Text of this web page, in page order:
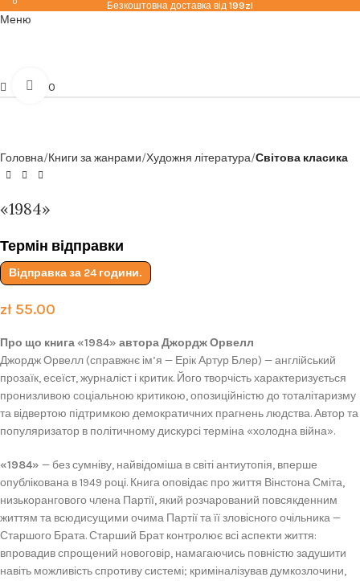
Безкоштовна доставка від 199zl
Меню
0
zł0.00Click to enlarge
Головна Книги за жанрами Художня література Світова класика
«1984»
Термін відправки
Відправка за 24 години.
zł55.00
Про що книга «1984» автора Джордж Орвелл
Джордж Орвелл (справжнє ім’я — Ерік Артур Блер) — англійський
прозаїк, есеїст, журналіст і критик. Його творчість характеризується
пронизливою соціальною критикою, опозиційністю до тоталітаризму
та відвертою підтримкою демократичних прагнень людства. Автор та
популяризатор в політичному дискурсі терміна «холодна війна».
«1984» — без сумніву, найвідоміша в світі антиутопія, вперше
опублікована в 1949 році. Книга оповідає про життя Вінстона Сміта,
низькорангового члена Партії, який розчарований повсякденним
життям та всюдисущими очима Партії та її зловісного очільника —
Старшого Брата. Старший Брат контролює всі аспекти життя:
впровадив спрощений новоговір, намагаючись повністю задушити
навіть можливість спротиву системі; криміналізував думкозлочини,